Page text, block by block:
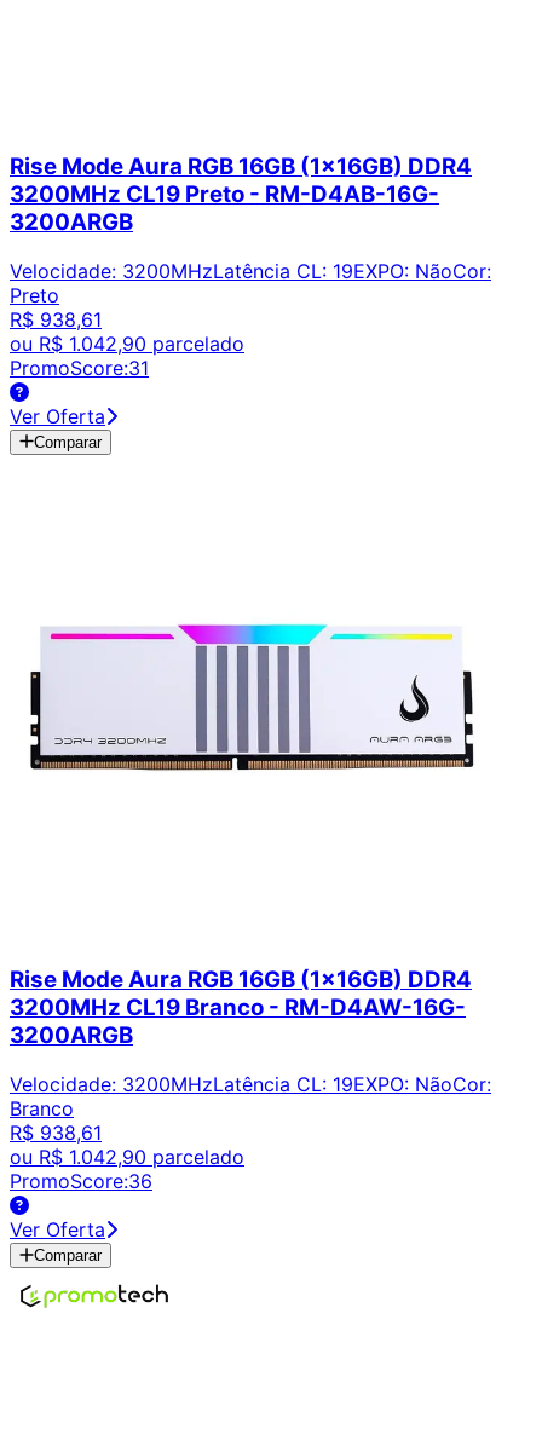
Rise Mode Aura RGB 16GB (1x16GB) DDR4
3200MHz CL19 Preto - RM-D4AB-16G-
3200ARGB
Velocidade: 3200MHzLatência CL: 19EXPO: NãoCor:
Preto
R$ 938,61
ou R$ 1.042,90 parcelado
PromoScore:31
Ver Oferta
Comparar
Rise Mode Aura RGB 16GB (1x16GB) DDR4
3200MHz CL19 Branco - RM-D4AW-16G-
3200ARGB
Velocidade: 3200MHzLatência CL: 19EXPO: NãoCor:
Branco
R$ 938,61
ou R$ 1.042,90 parcelado
PromoScore:36
Ver Oferta
Comparar